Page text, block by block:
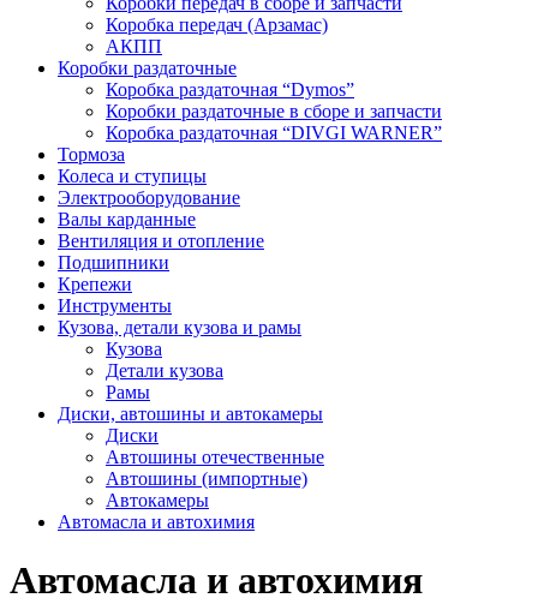
Коробка передач (Арзамас)
АКПП
Коробки раздаточные
Коробка раздаточная “Dymos”
Коробки раздаточные в сборе и запчасти
Коробка раздаточная “DIVGI WARNER”
Тормоза
Колеса и ступицы
Электрооборудование
Валы карданные
Вентиляция и отопление
Подшипники
Крепежи
Инструменты
Кузова, детали кузова и рамы
Кузова
Детали кузова
Рамы
Диски, автошины и автокамеры
Диски
Автошины отечественные
Автошины (импортные)
Автокамеры
Автомасла и автохимия
Автомасла и автохимия